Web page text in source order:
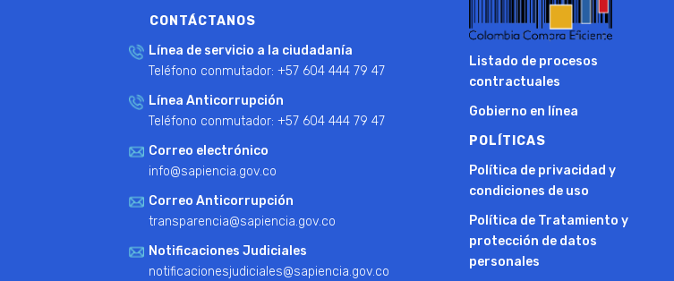
CONTÁCTANOS
Línea de servicio a la ciudadanía
Teléfono conmutador: +57 604 444 79 47
Línea Anticorrupción
Teléfono conmutador: +57 604 444 79 47
Correo electrónico
info@sapiencia.gov.co
Correo Anticorrupción
transparencia@sapiencia.gov.co
Notificaciones Judiciales
notificacionesjudiciales@sapiencia.gov.co
Listado de procesos
contractuales
Gobierno en línea
POLÍTICAS
Política de privacidad y
condiciones de uso
Política de Tratamiento y
protección de datos
personales